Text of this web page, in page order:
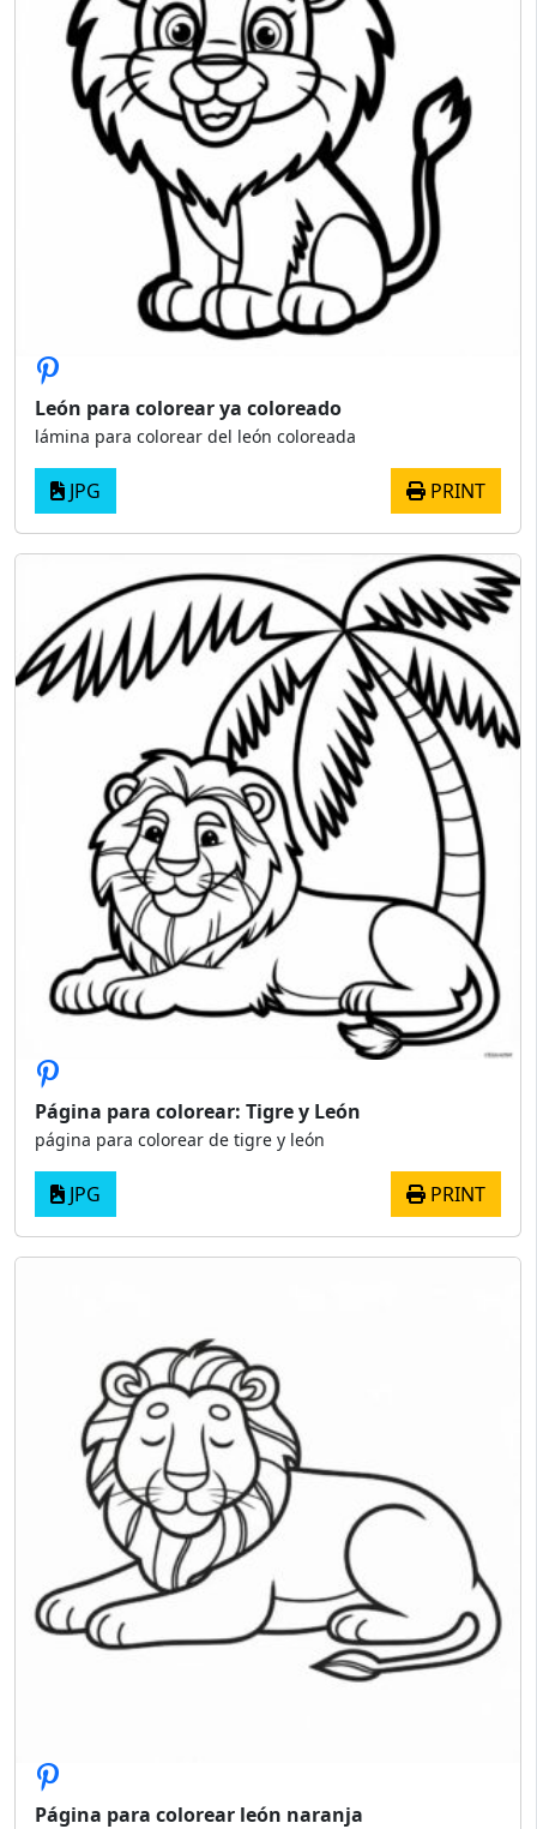
León para colorear ya coloreado
lámina para colorear del león coloreada
JPG PRINT
Página para colorear: Tigre y León
página para colorear de tigre y león
JPG PRINT
Página para colorear león naranja